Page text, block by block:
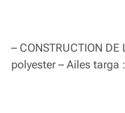
– CONSTRUCTION
polyester – Ailes targa